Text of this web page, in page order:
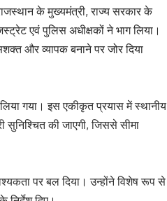
के मुख्यमंत्री, राज्य सरकार के
एवं पुलिस अधीक्षकों ने भाग लिया।
और व्यापक बनाने पर जोर दिया
गया। इस एकीकृत प्रयास में स्थानीय
सुनिश्चित की जाएगी, जिससे सीमा
पर बल दिया। उन्होंने विशेष रूप से